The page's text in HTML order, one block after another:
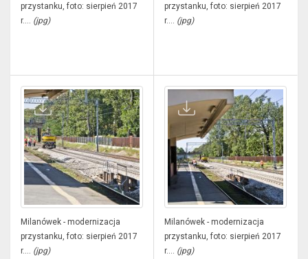
przystanku, foto: sierpień 2017
r.... (jpg)
przystanku, foto: sierpień 2017
r.... (jpg)
Milanówek - modernizacja
przystanku, foto: sierpień 2017
r.... (jpg)
Milanówek - modernizacja
przystanku, foto: sierpień 2017
r.... (jpg)